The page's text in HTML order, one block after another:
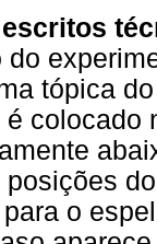
do
tópica
colocado
o